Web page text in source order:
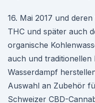
16. Mai 2017 und
THC und später auch
organische
auch und traditionellen
Wasserdampf
Auswahl an Zubehör
Schweizer CBD-